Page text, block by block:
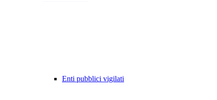
Enti pubblici vigilati